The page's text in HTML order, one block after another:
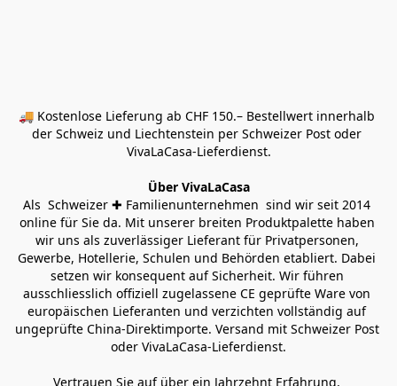
🚚 Kostenlose Lieferung ab CHF 150.– Bestellwert innerhalb
der Schweiz und Liechtenstein per Schweizer Post oder
VivaLaCasa-Lieferdienst.
Über VivaLaCasa
Als  Schweizer ✚ Familienunternehmen  sind wir seit 2014
online für Sie da. Mit unserer breiten Produktpalette haben
wir uns als zuverlässiger Lieferant für Privatpersonen,
Gewerbe, Hotellerie, Schulen und Behörden etabliert. Dabei
setzen wir konsequent auf Sicherheit. Wir führen
ausschliesslich offiziell zugelassene CE geprüfte Ware von
europäischen Lieferanten und verzichten vollständig auf
ungeprüfte China-Direktimporte. Versand mit Schweizer Post
oder VivaLaCasa-Lieferdienst.
Vertrauen Sie auf über ein Jahrzehnt Erfahrung,